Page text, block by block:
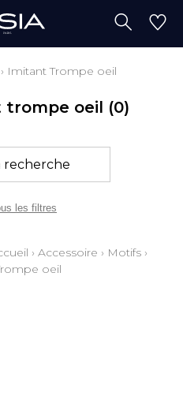
› Imitant Trompe oeil
trompe oeil (0)
recherche
les filtres
› Accessoire › Motifs ›
oeil